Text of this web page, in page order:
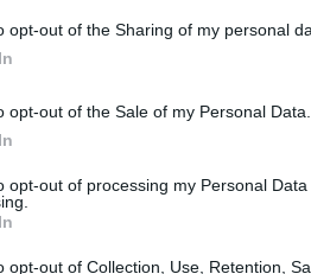
opt-out of the Sharing of my personal
opt-out of the Sale of my Personal Data.
opt-out of processing my Personal
opt-out of Collection, Use, Retention,
επενδύσεις που
και στη συμβολή του
δημιουργία νέων ψηφιακών
που
που ανοίγονται για
τεχνολογίας αιχμής.